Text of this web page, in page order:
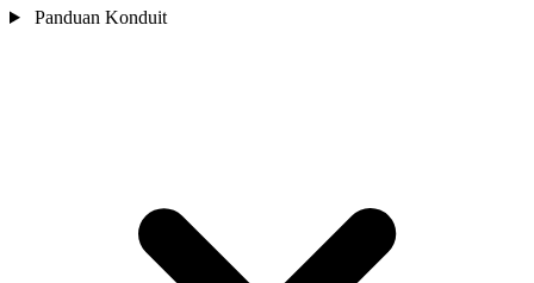
Panduan Konduit